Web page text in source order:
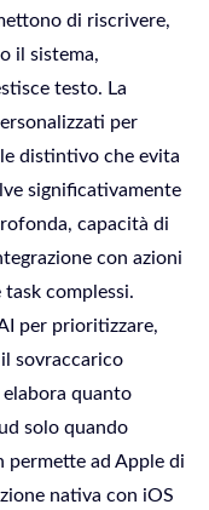
di riscrivere,
il sistema,
testo. La
per
distintivo che evita
significativamente
capacità di
con azioni
complessi.
per prioritizzare,
sovraccarico
quanto
solo quando
permette ad Apple di
nativa con iOS